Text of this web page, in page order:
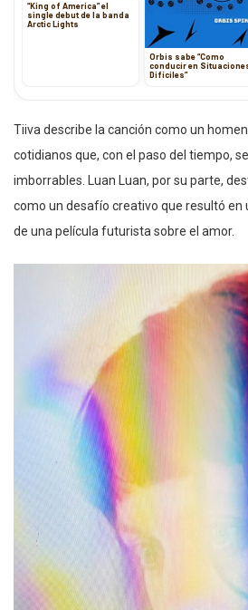
“King of America” el
single debut de la banda
Arctic Lights
Orbis sabe “Como
conducir en
Difíciles”
Tiiva describe la canción como un
cotidianos que, con el paso del tiempo,
imborrables. Luan Luan, por su parte,
como un desafío creativo que resultó en
de una película futurista sobre el amor.